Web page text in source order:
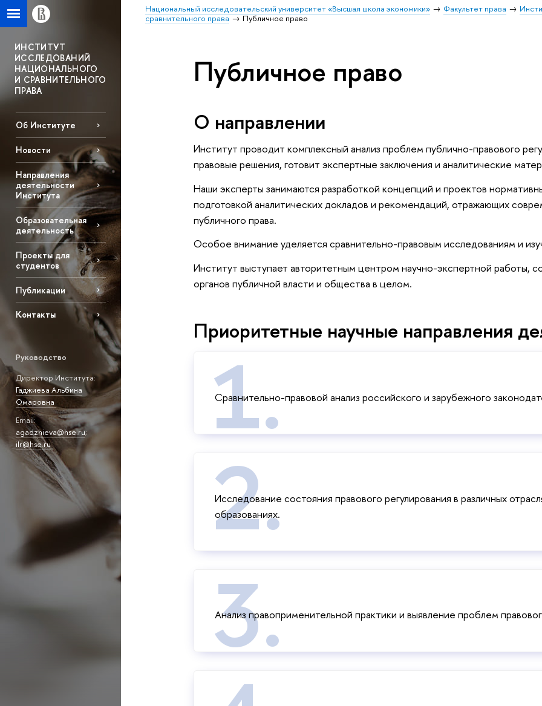
Национальный исследовательский университет «Высшая школа экономики» Факультет права
сравнительного права
Публичное право
ИНСТИТУТ
ИССЛЕДОВАНИЙ
НАЦИОНАЛЬНОГО
И СРАВНИТЕЛЬНОГО
ПРАВА
Об Институте
Новости
Направления
деятельности
Института
Образовательная
деятельность
Проекты для
студентов
Публикации
Контакты
Руководство
Директор Института:
Гаджиева Альбина
Омаровна
Email:
agadzhieva@hse.ru;
ilr@hse.ru
Публичное право
О направлении
Институт проводит комплексный анализ проблем публично-правового
правовые решения, готовит экспертные заключения и аналитические
Наши эксперты занимаются разработкой концепций и проектов
подготовкой аналитических докладов и рекомендаций, отражающих
публичного права.
Особое внимание уделяется сравнительно-правовым исследованиям и
Институт выступает авторитетным центром научно-экспертной работы,
органов публичной власти и общества в целом.
Приоритетные научные направления
Сравнительно-правовой анализ российского и зарубежного
Исследование состояния правового регулирования в различных
образованиях.
Анализ правоприменительной практики и выявление проблем